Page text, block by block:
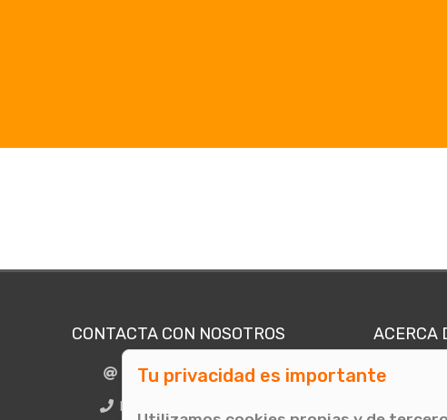
CONTACTA CON NOSOTROS
info@comunicae.com
BCN + 34 931 702 774
ACERCA
Quiénes
Tu privacidad es importante